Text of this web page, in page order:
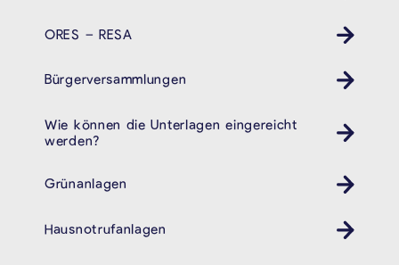
ORES – RESA
Bürgerversammlungen
Wie können die Unterlagen eingereicht
werden?
Grünanlagen
Hausnotrufanlagen